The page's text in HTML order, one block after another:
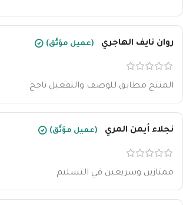
روان نايف الهاجري (عميل موَثَّق)
المنتج مطابق للوصف والتفعيل ناجح
نجلاء أيمن المري (عميل موَثَّق)
ممتازين وسريعين في التسليم